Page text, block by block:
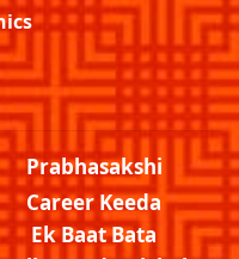
Prabhasakshi
Career Keeda
Ek Baat Bata